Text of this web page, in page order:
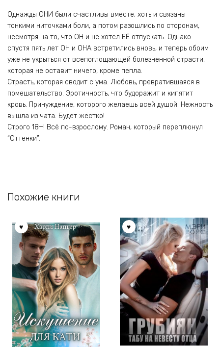
Однажды ОНИ были счастливы вместе, хоть и связаны
тонкими ниточками боли, а потом разошлись по сторонам,
несмотря на то, что ОН и не хотел ЕЁ отпускать. Однако
спустя пять лет ОН и ОНА встретились вновь, и теперь обоим
уже не укрыться от всепоглощающей болезненной страсти,
которая не оставит ничего, кроме пепла.
Страсть, которая сводит с ума. Любовь, превратившаяся в
помешательство. Эротичность, что будоражит и кипятит
кровь. Принуждение, которого желаешь всей душой. Нежность
вышла из чата. Будет жёстко!
Строго 18+! Всё по-взрослому. Роман, который переплюнул
“Оттенки”.
Похожие книги